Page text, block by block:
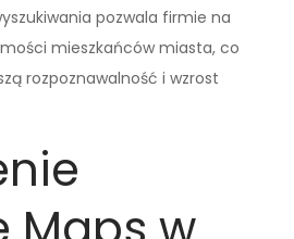
pozwala firmie na
mieszkańców miasta, co
rozpoznawalność i wzrost